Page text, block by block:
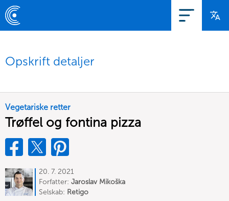
Opskrift detaljer
Vegetariske retter
Trøffel og fontina pizza
20. 7. 2021
Forfatter: Jaroslav Mikoška
Selskab: Retigo